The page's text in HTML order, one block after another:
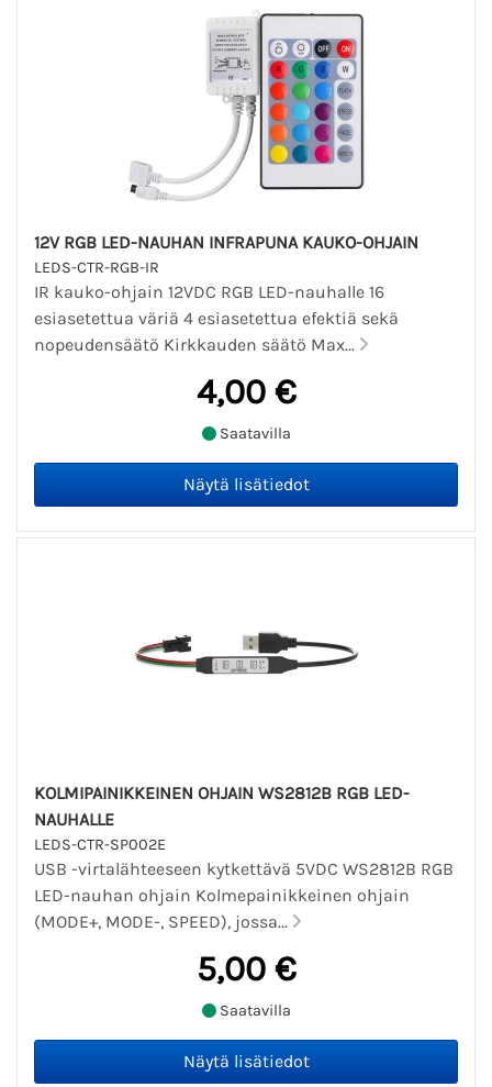
12V RGB LED-NAUHAN INFRAPUNA KAUKO-OHJAIN
LEDS-CTR-RGB-IR
IR kauko-ohjain 12VDC RGB LED-nauhalle 16
esiasetettua väriä 4 esiasetettua efektiä sekä
nopeudensäätö Kirkkauden säätö Max...
4,00 €
Saatavilla
KOLMIPAINIKKEINEN OHJAIN WS2812B RGB LED-
NAUHALLE
LEDS-CTR-SP002E
USB -virtalähteeseen kytkettävä 5VDC WS2812B RGB
LED-nauhan ohjain Kolmepainikkeinen ohjain
(MODE+, MODE-, SPEED), jossa...
5,00 €
Saatavilla